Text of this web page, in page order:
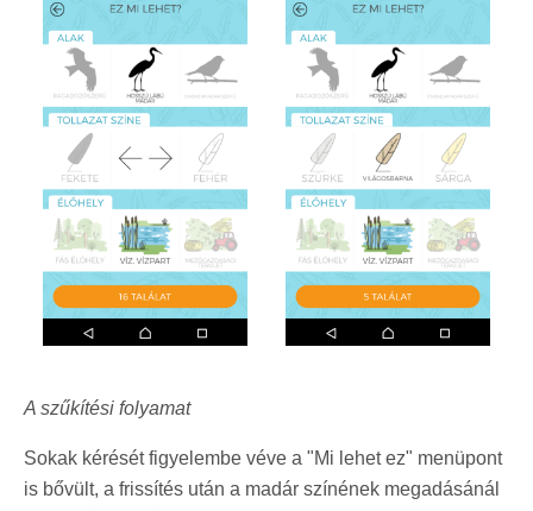
A szűkítési folyamat
Sokak kérését figyelembe véve a "Mi lehet ez" menüpont
is bővült, a frissítés után a madár színének megadásánál